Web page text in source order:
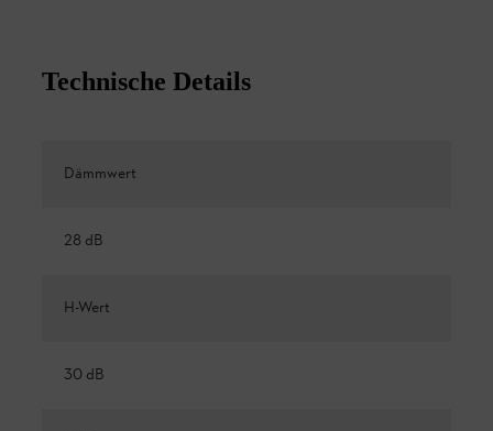
Technische Details
Dämmwert
28 dB
H-Wert
30 dB